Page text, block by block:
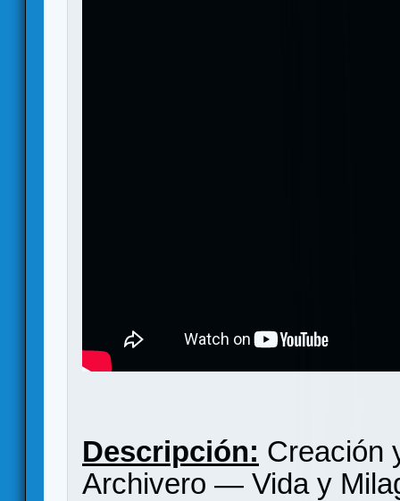
Descripción: Creación
Archivero — Vida y